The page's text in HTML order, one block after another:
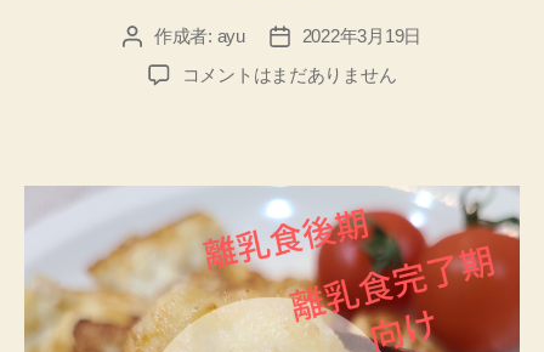
投
稿
作成者: ayu
投
稿
日
2022年3月19日
離
～
了
期
手
づ
コメントはまだありません